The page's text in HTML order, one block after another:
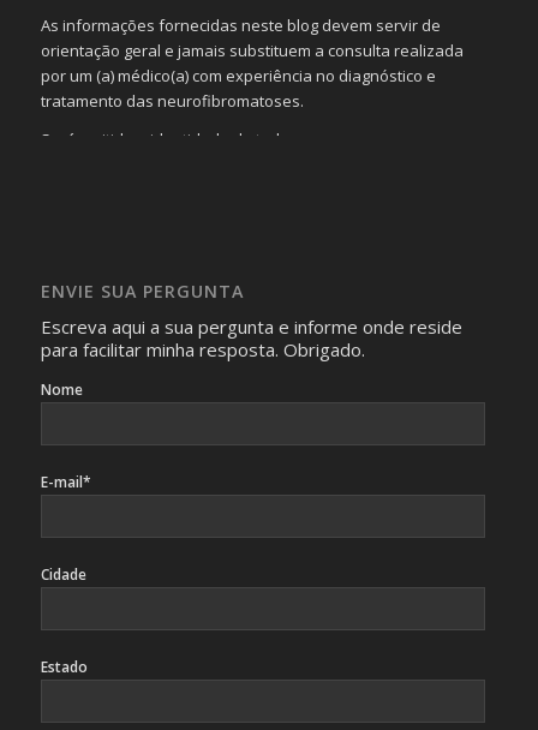
As informações fornecidas neste blog devem servir de
orientação geral e jamais substituem a consulta realizada
por um (a) médico(a) com experiência no diagnóstico e
tratamento das neurofibromatoses.
Será omitida a identidade de todas as pessoas que
identificação da pessoa fotografada.
ENVIE SUA PERGUNTA
Escreva aqui a sua pergunta e informe onde reside
para facilitar minha resposta. Obrigado.
Nome
E-mail*
Cidade
Estado